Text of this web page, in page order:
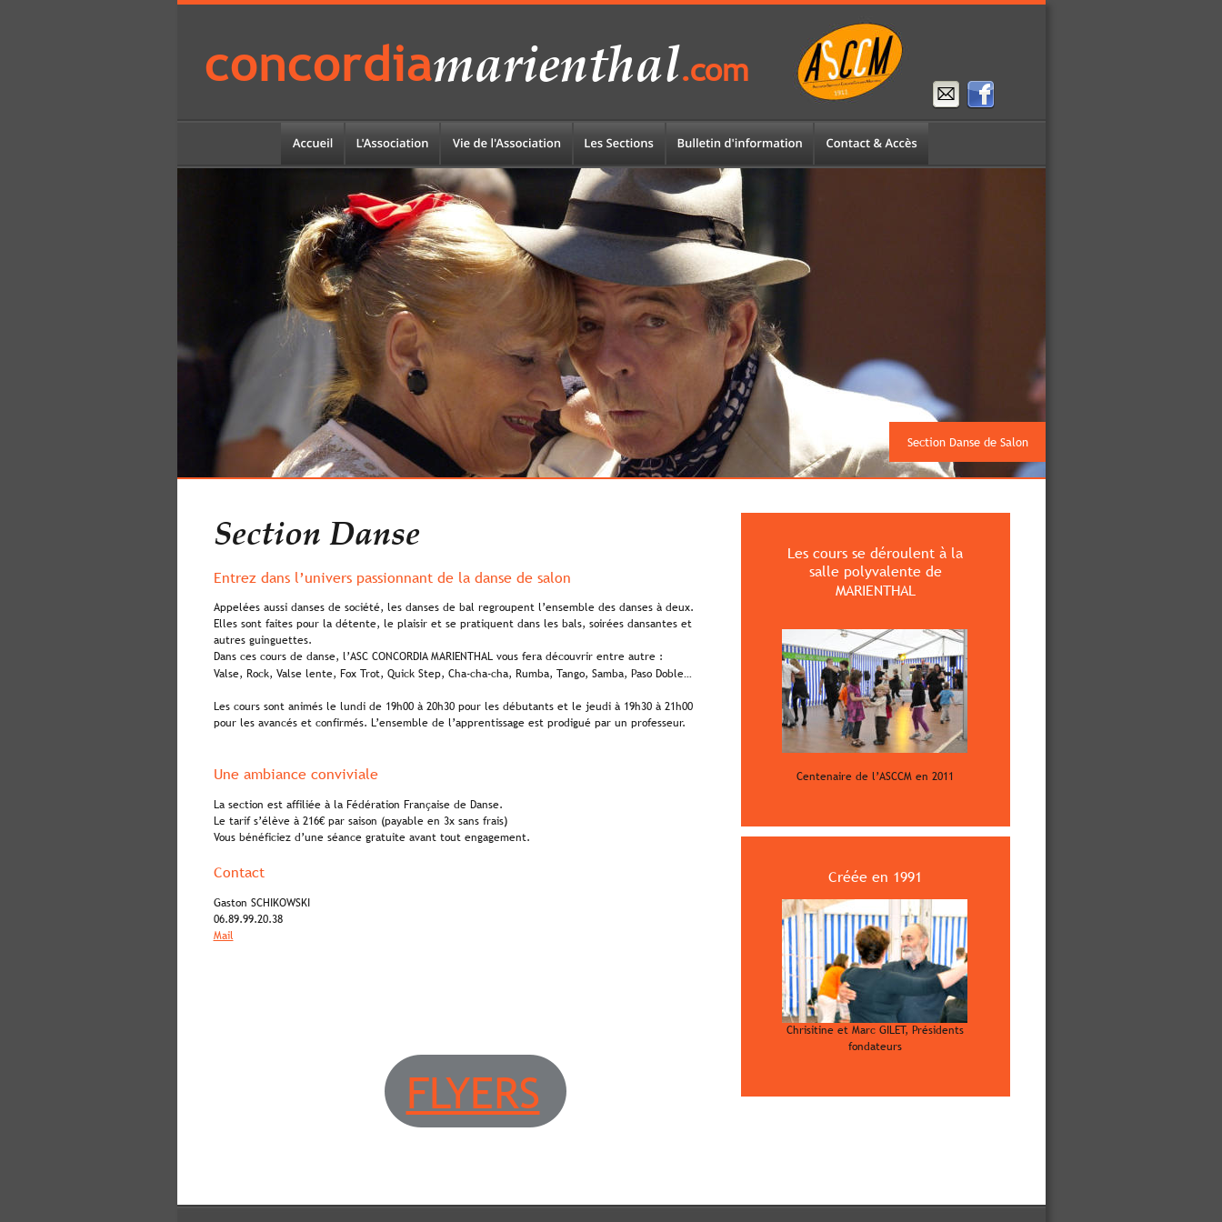
concordiamarienthal.com
Section Danse de Salon
Section Danse
Entrez dans l’univers passionnant de la danse de salon
Appelées aussi danses de société, les danses de bal regroupent l’ensemble des danses à deux.
Elles sont faites pour la détente, le plaisir et se pratiquent dans les bals, soirées dansantes et
autres guinguettes.
Dans ces cours de danse, l’ASC CONCORDIA MARIENTHAL vous fera découvrir entre autre :
Valse, Rock, Valse lente, Fox Trot, Quick Step, Cha-cha-cha, Rumba, Tango, Samba, Paso Doble…
Les cours sont animés le lundi de 19h00 à 20h30 pour les débutants et le jeudi à 19h30 à 21h00
pour les avancés et confirmés. L’ensemble de l’apprentissage est prodigué par un professeur.
Une ambiance conviviale
La section est affiliée à la Fédération Française de Danse.
Le tarif s’élève à 216€ par saison (payable en 3x sans frais)
Vous bénéficiez d’une séance gratuite avant tout engagement.
Contact
Gaston SCHIKOWSKI
06.89.99.20.38
Mail
Les cours se déroulent à la
salle polyvalente de
MARIENTHAL
Centenaire de l’ASCCM en 2011
Créée en 1991
Chrisitine et Marc GILET, Présidents
fondateurs
FLYERS